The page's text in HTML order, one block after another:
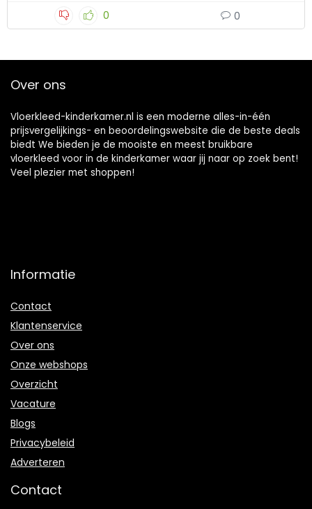
0 0
Over ons
Vloerkleed-kinderkamer.nl is een moderne alles-in-één
prijsvergelijkings- en beoordelingswebsite die de beste deals
biedt We bieden je de mooiste en meest bruikbare
vloerkleed voor in de kinderkamer waar jij naar op zoek bent!
Veel plezier met shoppen!
Informatie
Contact
Klantenservice
Over ons
Onze webshops
Overzicht
Vacature
Blogs
Privacybeleid
Adverteren
Contact